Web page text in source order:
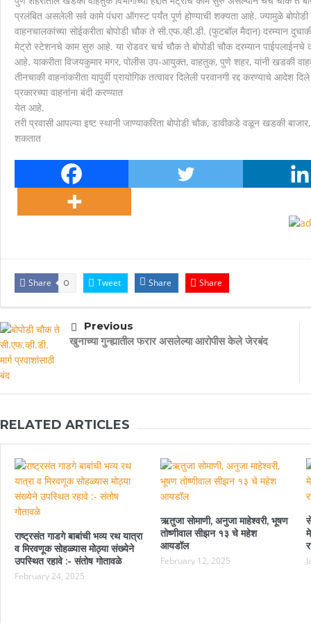
मानवाला आदराने व सन्मानाने जगण्याचा अधिकार म्हणजे
प्रलंबित असलेली सर्व कामे पंधरा ऑगस्ट पर्यंत पूर्ण होण्याची शक्यता आहे. ज्यामुळे
वाहनचालकांच्या सोईकरीता बोपोडी चौक ते सी.एफ.व्ही.डी. (फुटबॉल मैदान) दरम्यान
मेट्रो स्टेशनचे काम सुरु आहे. या रोडवर चर्च चौक ते बोपोडी चौक दरम्यान
आहे. याकरीता विजयकुमार मगर, पोलीस उप-आयुक्त, वाहतुक, पुणे शहर, यांनी खडकी
तीनचाकी वाहनांकरीता यापुर्वी प्रायोगिक तत्वावर दिलेली परवानगी रद्द करण्याचे
प्रकारच्या वाहनांना बंदी करण्यात
येत आहे.
तरी प्रवासी आपल्या इष्ट स्थानी जाण्याकरिता बोपोडी चौक, डावीकडे वळून खडकी
शकतात
Share 0 Tweet Share Share
Previous
खुनाच्या गुन्ह्यातील फरार असलेल्या आरोपीस केले जेरबंद
RELATED ARTICLES
राष्ट्रसंत गाडगे बाबांची भव्य रथ यात्रा
व मिरवणूक सोहळ्यास मोठ्या संख्येने
उपस्थित रहावे :- संतोष गोतावळे
February 24, 2025
ऋतुजा सोमाणी, अनुजा माहेश्वरी, भूषण
तोष्णीवाल सीझन १३ चे महेश
आयडॉल
February 12, 2025